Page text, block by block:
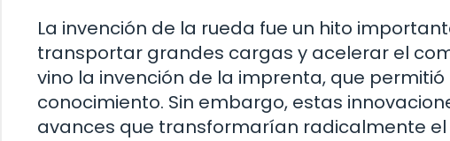
La invención de la rueda fue un hito
transportar grandes cargas y acelerar el
vino la invención de la imprenta, que
conocimiento. Sin embargo, estas
avances que transformarían radicalmente el